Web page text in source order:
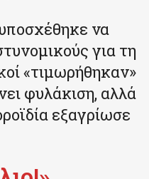
να
για τη
«τιμωρήθηκαν»
φυλάκιση, αλλά
εξαγρίωσε